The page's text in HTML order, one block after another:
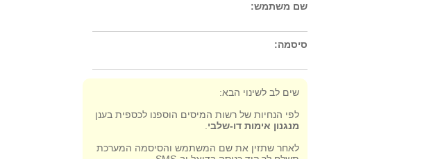
שם משתמש:
סיסמה:
שים לב לשינוי הבא:
לפי הנחיות של רשות המיסים הוספנו לכספית בענן
מנגנון אימות דו-שלבי
לאחר שתזין את שם המשתמש והסיסמה המערכת